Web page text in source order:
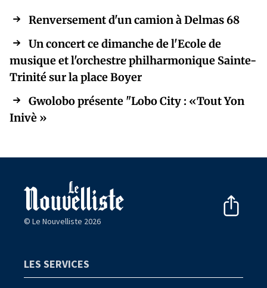
Renversement d'un camion à Delmas 68
Un concert ce dimanche de l'Ecole de
musique et l'orchestre philharmonique Sainte-
Trinité sur la place Boyer
Gwolobo présente "Lobo City : «Tout Yon
Inivè »
© Le Nouvelliste 2026
LES SERVICES